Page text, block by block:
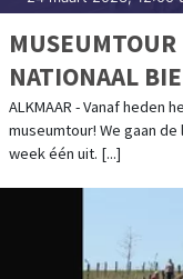
NATIONAAL
ALKMAAR - Vanaf heden
museumtour! We gaan
week één uit. [...]